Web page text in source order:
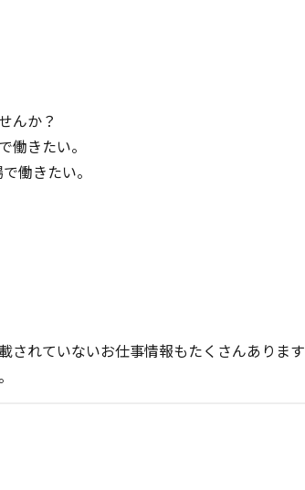
んか？
働きたい。
働きたい。
されていないお仕事情報もたくさんありま